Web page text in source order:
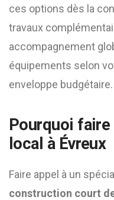
ces options dès la
travaux
accompagnement
équipements selon
enveloppe budgétaire.
Pourquoi faire
local à Évreux
Faire appel à un
construction court